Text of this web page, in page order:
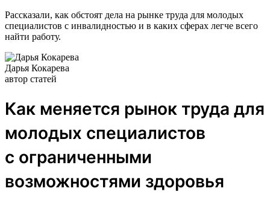
Рассказали, как обстоят дела на рынке труда для молодых
специалистов с инвалидностью и в каких сферах легче всего
найти работу.
Дарья Кокарева
автор статей
Как меняется рынок труда для
молодых специалистов
с ограниченными
возможностями здоровья